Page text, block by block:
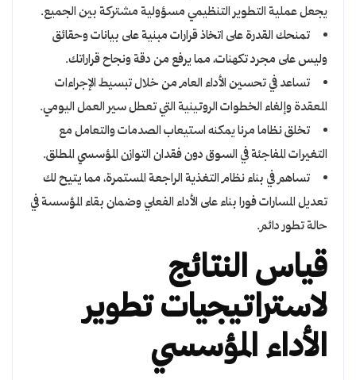
يجعل عملية التطوير التنظيمي مسؤولية مشتركة بين الجميع.
تمنحك القدرة على اتخاذ قرارات مبنية على بيانات وحقائق
وليس على مجرد تكهنات، مما يرفع من دقة ونجاح قراراتك.
تساعد في تحسين الأداء العام من خلال تبسيط الإجراءات
المعقدة وإلغاء الخطوات الروتينية التي تعطل سير العمل اليومي.
تخلق نظاما مرنا يمكنه استيعاب الصدمات والتعامل مع
التغيرات المفاجئة في السوق دون فقدان التوازن المؤسسي المطلق.
تساهم في بناء نظام التغذية الراجعة المستمرة، مما يتيح لك
تعديل المسارات فورا بناء على الأداء الفعلي وضمان بقاء المؤسسة في
حالة تطور دائم.
قياس النتائج
لاستراتيجيات تطوير
الأداء المؤسسي